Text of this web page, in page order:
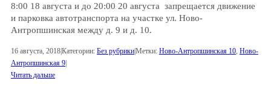
8:00 18 августа и до 20:00 20 августа запрещается движение
и парковка автотранспорта на участке ул. Ново-
Антропшинская между д. 9 и д. 10.
16 августа, 2018Категории: Без рубрикиМетки: Ново-Антропшинская 10, Ново-
Антропшинская 9
Читать дальше